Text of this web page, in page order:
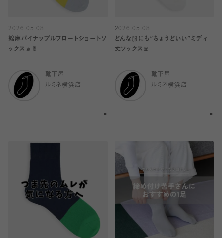
2026.05.08
綿麻パイナップルフロートショートソ
ックス🧦🍍
靴下屋
ルミネ横浜店
2026.05.08
どんな服にも“ちょうどいい”ミディ
丈ソックス🎀
靴下屋
ルミネ横浜店